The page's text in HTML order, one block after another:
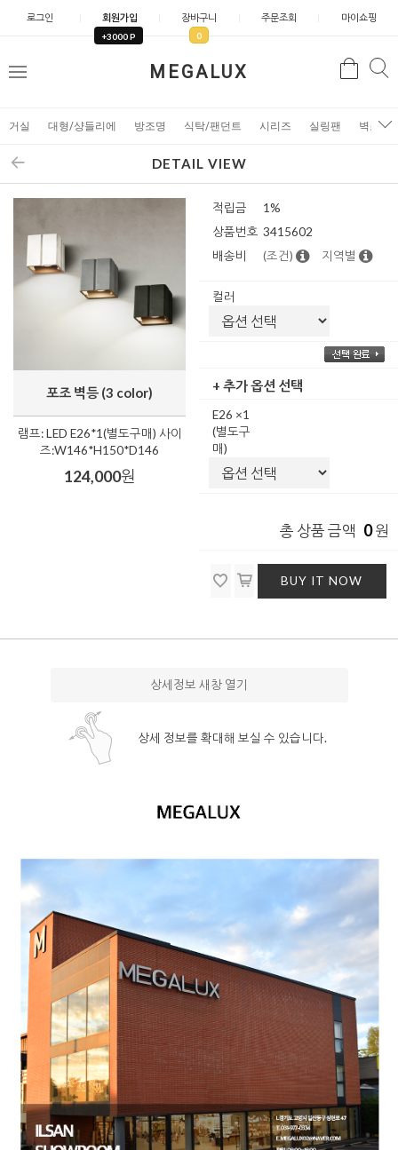
로그인 회원가입
+3000 P
장바구니
0
주문조회 마이쇼핑
MEGALUX
메
검
거실 대형/샹들리에 방조명 식탁/팬던트 시리즈 실링팬 벽조명
DETAIL VIEW
포조 벽등 (3 color)
램프: LED E26*1(별도구매) 사이
즈:W146*H150*D146
124,000원
적립금
1%
상품번호 3415602
배송비
(조건) 지역별
컬러
+ 추가 옵션 선택
E26 ×1
(별도구
매)
총 상품 금액 0원
BUY IT NOW
상세정보 새창 열기
상세 정보를 확대해 보실 수 있습니다.